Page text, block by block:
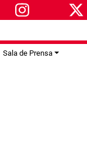
Sala de Prensa